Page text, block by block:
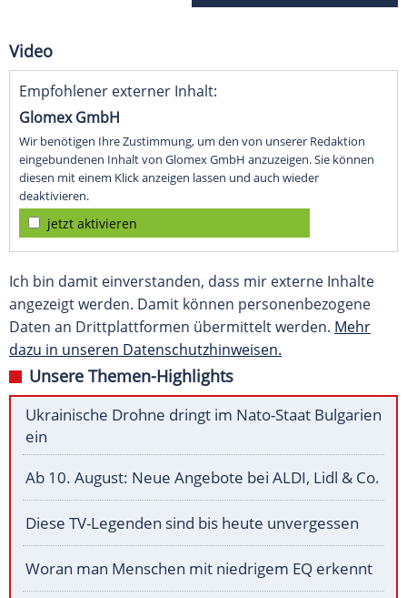
Video
Empfohlener externer Inhalt:
Glomex GmbH
Wir benötigen Ihre Zustimmung, um den von unserer Redaktion
eingebundenen Inhalt von Glomex GmbH anzuzeigen. Sie können
diesen mit einem Klick anzeigen lassen und auch wieder
deaktivieren.
jetzt aktivieren
Ich bin damit einverstanden, dass mir externe Inhalte
angezeigt werden. Damit können personenbezogene
Daten an Drittplattformen übermittelt werden. Mehr
dazu in unseren Datenschutzhinweisen.
Unsere Themen-Highlights
Ukrainische Drohne dringt im Nato-Staat Bulgarien
ein
Ab 10. August: Neue Angebote bei ALDI, Lidl & Co.
Diese TV-Legenden sind bis heute unvergessen
Woran man Menschen mit niedrigem EQ erkennt